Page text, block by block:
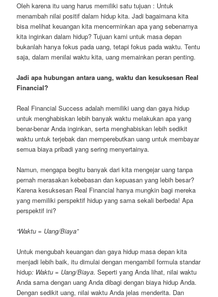
Oleh karena itu uang harus memiliki satu tujuan : Untuk
menambah nilai positif dalam hidup kita. Jadi bagaimana kita
bisa melihat keuangan kita mencerminkan apa yang sebenarnya
kita inginkan dalam hidup? Tujuan kami untuk masa depan
bukanlah hanya fokus pada uang, tetapi fokus pada waktu. Tentu
saja, dalam menilai waktu kita, uang memainkan peran penting.
Jadi apa hubungan antara uang, waktu dan kesuksesan Real
Financial?
Real Financial Success adalah memiliki uang dan gaya hidup
untuk menghabiskan lebih banyak waktu melakukan apa yang
benar-benar Anda inginkan, serta menghabiskan lebih sedikit
waktu untuk terjebak dan memperebutkan uang untuk membayar
semua biaya pribadi yang sering menyertainya.
Namun, mengapa begitu banyak dari kita mengejar uang tanpa
pernah merasakan kebebasan dan kepuasan yang lebih besar?
Karena kesuksesan Real Financial hanya mungkin bagi mereka
yang memiliki perspektif hidup yang sama sekali berbeda! Apa
perspektif ini?
“Waktu = Uang/Biaya”
Untuk mengubah keuangan dan gaya hidup masa depan kita
menjadi lebih baik, itu dimulai dengan mengambil formula standar
hidup: Waktu = Uang/Biaya. Seperti yang Anda lihat, nilai waktu
Anda sama dengan uang Anda dibagi dengan biaya hidup Anda.
Dengan sedikit uang, nilai waktu Anda jelas menderita. Dan